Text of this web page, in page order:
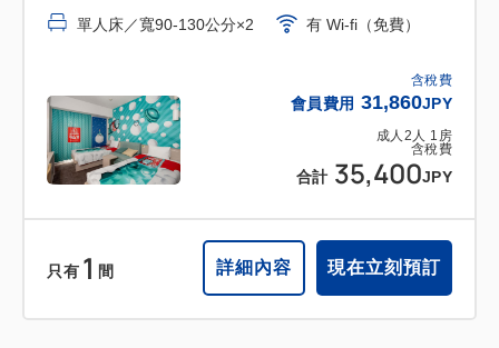
含稅費
會員費用 31,860JPY
成人 2 人 1 房
含稅費
合計 35,400JPY
單人床／寬90-130公分×2 有 Wi-fi（免費）
只有 1 間 詳細內容 現在立刻預訂